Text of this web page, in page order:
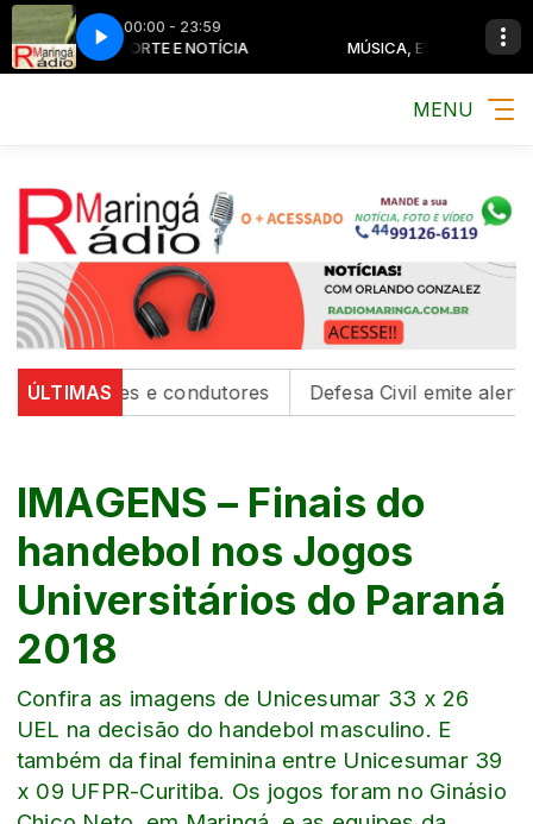
00:00 - 23:59
ESPORTE E NOTÍCIA MÚSICA, ESPORTE E NOTÍCIA
MENU
ÚLTIMASe condutores Defesa Civil emite alerta para
IMAGENS – Finais do
handebol nos Jogos
Universitários do Paraná
2018
Confira as imagens de Unicesumar 33 x 26
UEL na decisão do handebol masculino. E
também da final feminina entre Unicesumar 39
x 09 UFPR-Curitiba. Os jogos foram no Ginásio